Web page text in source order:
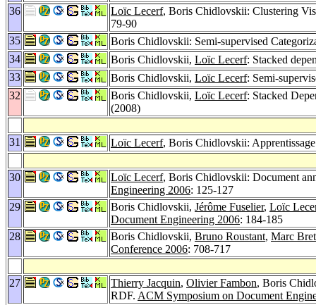
36
Loïc Lecerf, Boris Chidlovskii: Clustering
79-90
35
Boris Chidlovskii: Semi-supervised
34
Boris Chidlovskii, Loïc Lecerf: Stacked
33
Boris Chidlovskii, Loïc Lecerf: Semi-
32
Boris Chidlovskii, Loïc Lecerf: Stacked
(2008)
31 Loïc Lecerf, Boris Chidlovskii:
30 Loïc Lecerf, Boris Chidlovskii: Document
Engineering 2006: 125-127
29
Boris Chidlovskii, Jérôme Fuselier, Loïc
Document Engineering 2006: 184-185
28
Boris Chidlovskii, Bruno Roustant, Marc
Conference 2006: 708-717
27 Thierry Jacquin, Olivier Fambon, Boris
RDF. ACM Symposium on Document